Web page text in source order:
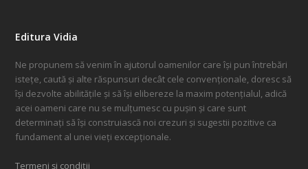
Editura Vidia
Ne propunem să venim în ajutorul oamenilor care își pun întrebări
istețe, caută și alte răspunsuri decât cele convenționale, doresc să
își dezvolte abilitățile și să își elibereze la maxim potențialul, adică
acei oameni care nu se mulțumesc cu pușin și care sunt
determinați să își construiască noi crezuri și sugestii pozitive ca
fundament al unei vieți excepționale.
Termeni și condiții